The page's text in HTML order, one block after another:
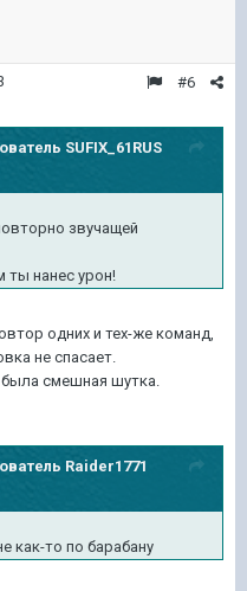
#6
SUFIX_61RUS
звучащей
ты нанес урон!
одних и тех-же команд,
не спасает.
была смешная шутка.
Raider1771
как-то по барабану